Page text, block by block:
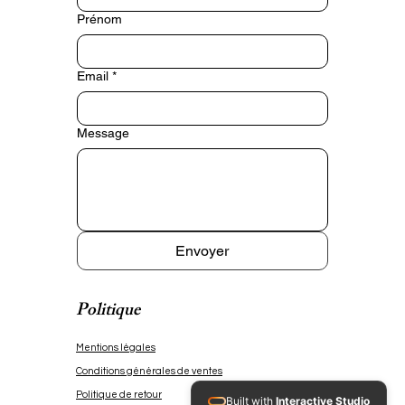
d’un mariage ou d’un événement
peux les porter toute la journée
sans gêne.
Chaque création est fabriquée
le charme d’un véritable bijou
Pourquoi tu vas les adorer
✨ Fabrication artisanale
Prénom
Email *
Message
Envoyer
Politique
Mentions légales
Conditions générales de ventes
Politique de retour Built with Interactive Studio